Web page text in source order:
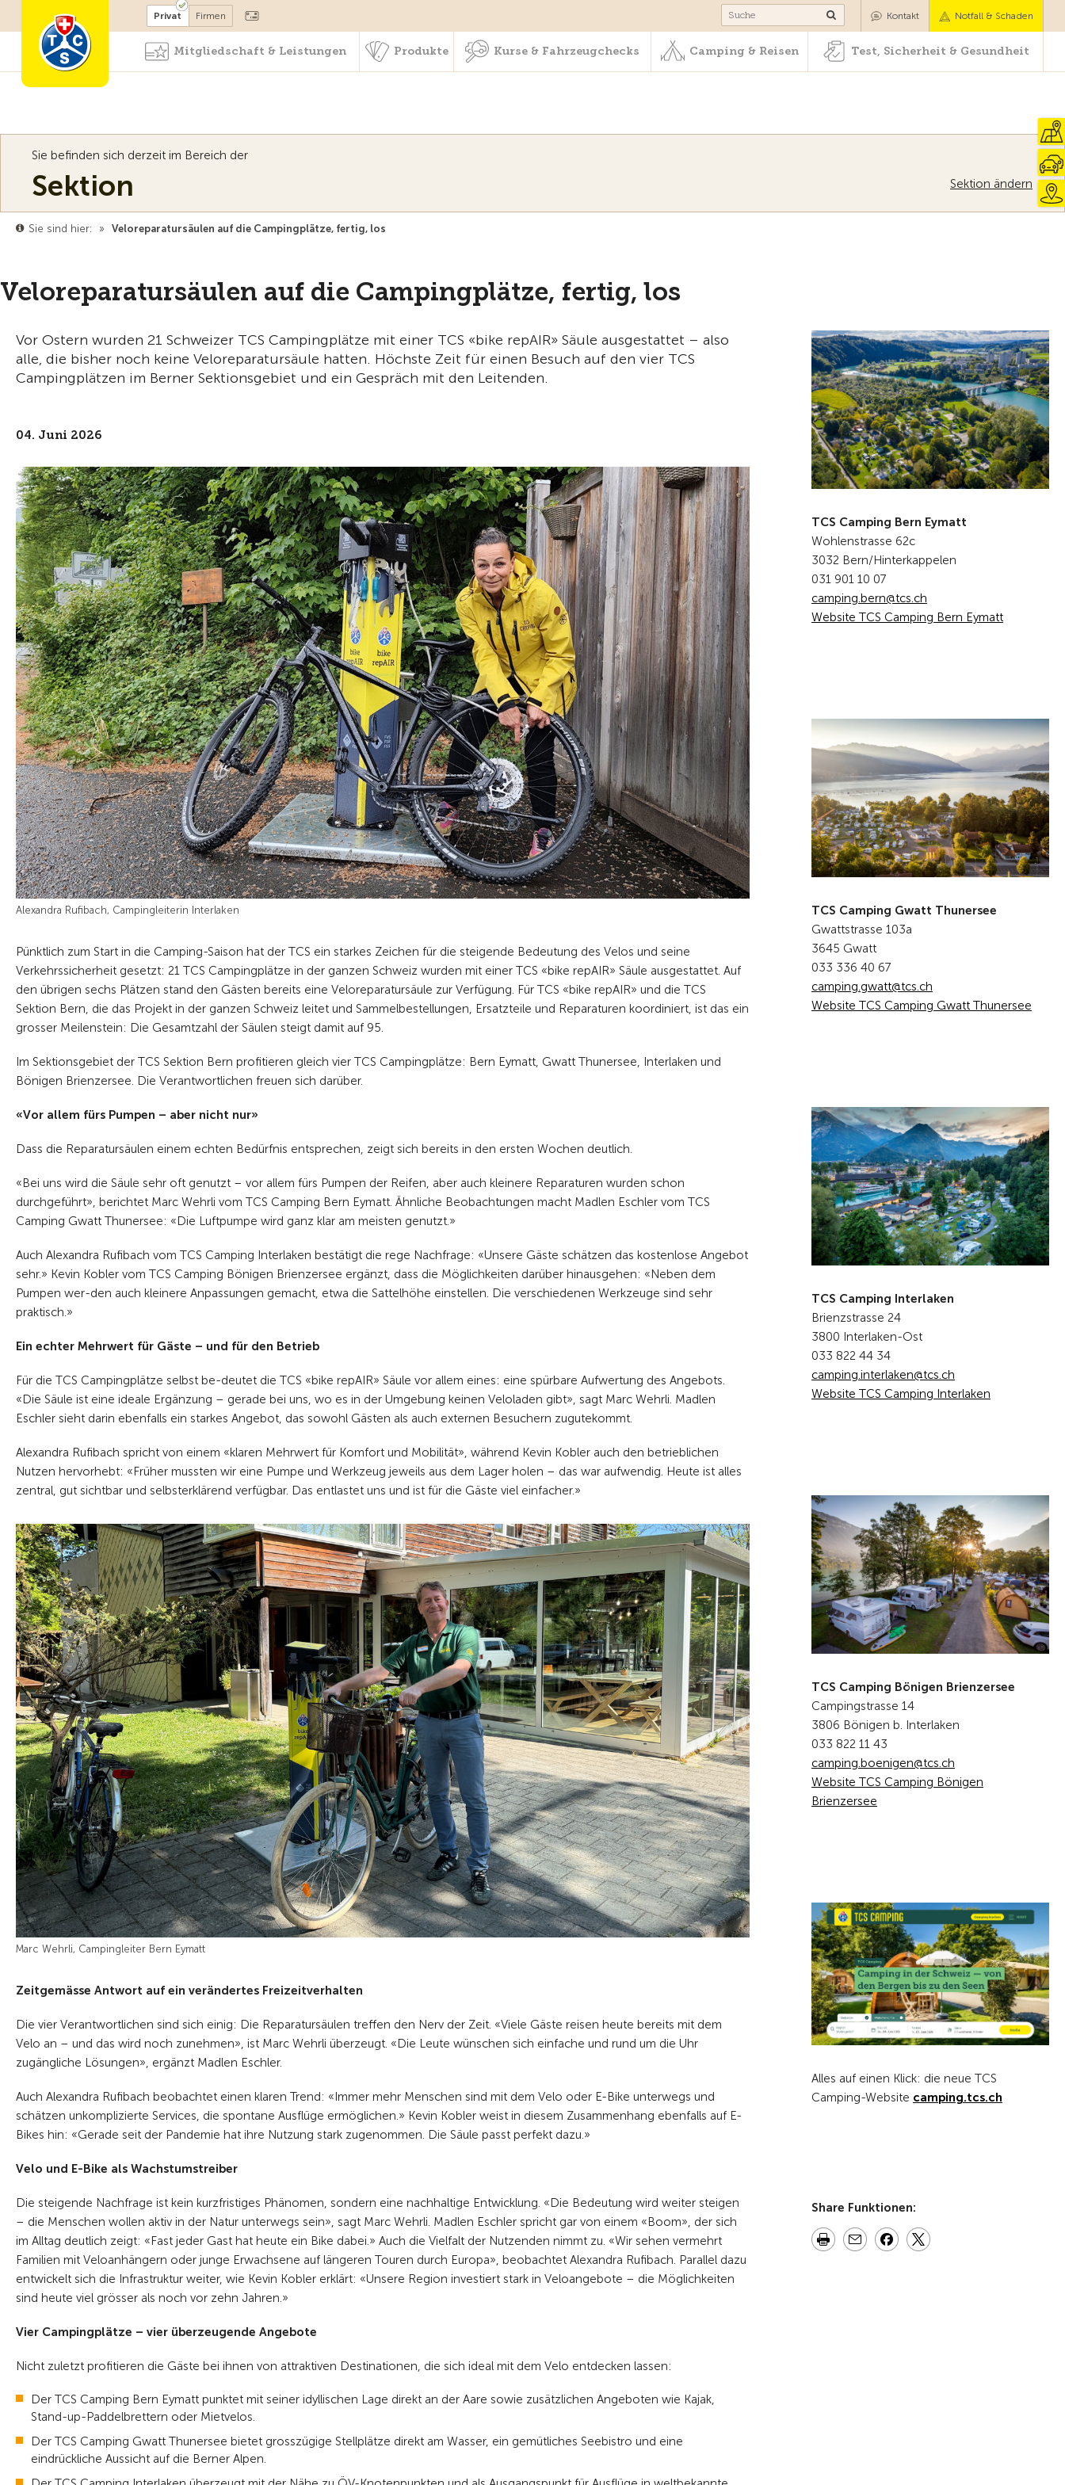
Mitglied werden Camping & Reisen Test, Sicherheit & Gesundheit
Privat Firmen Kontakt Notfall & Schaden
Mitgliedschaft & Leistungen Produkte Kurse & Fahrzeugchecks Camping & Reisen Test, Sicherheit & Gesundheit
Sie befinden sich derzeit im Bereich der
Sektion Sektion ändern
Sie sind hier: » Veloreparatursäulen auf die Campingplätze, fertig, los
Veloreparatursäulen auf die Campingplätze, fertig, los
Vor Ostern wurden 21 Schweizer TCS Campingplätze mit einer TCS «bike repAIR» Säule ausgestattet – also
alle, die bisher noch keine Veloreparatursäule hatten. Höchste Zeit für einen Besuch auf den vier TCS
Campingplätzen im Berner Sektionsgebiet und ein Gespräch mit den Leitenden.
04. Juni 2026
Alexandra Rufibach, Campingleiterin Interlaken
Pünktlich zum Start in die Camping-Saison hat der TCS ein starkes Zeichen für die steigende Bedeutung des Velos und seine
Verkehrssicherheit gesetzt: 21 TCS Campingplätze in der ganzen Schweiz wurden mit einer TCS «bike repAIR» Säule ausgestattet. Auf
den übrigen sechs Plätzen stand den Gästen bereits eine Veloreparatursäule zur Verfügung. Für TCS «bike repAIR» und die TCS
Sektion Bern, die das Projekt in der ganzen Schweiz leitet und Sammelbestellungen, Ersatzteile und Reparaturen koordiniert, ist das ein
grosser Meilenstein: Die Gesamtzahl der Säulen steigt damit auf 95.
Im Sektionsgebiet der TCS Sektion Bern profitieren gleich vier TCS Campingplätze: Bern Eymatt, Gwatt Thunersee, Interlaken und
Bönigen Brienzersee. Die Verantwortlichen freuen sich darüber.
«Vor allem fürs Pumpen – aber nicht nur»
Dass die Reparatursäulen einem echten Bedürfnis entsprechen, zeigt sich bereits in den ersten Wochen deutlich.
«Bei uns wird die Säule sehr oft genutzt – vor allem fürs Pumpen der Reifen, aber auch kleinere Reparaturen wurden schon
durchgeführt», berichtet Marc Wehrli vom TCS Camping Bern Eymatt. Ähnliche Beobachtungen macht Madlen Eschler vom TCS
Camping Gwatt Thunersee: «Die Luftpumpe wird ganz klar am meisten genutzt.»
Auch Alexandra Rufibach vom TCS Camping Interlaken bestätigt die rege Nachfrage: «Unsere Gäste schätzen das kostenlose Angebot
sehr.» Kevin Kobler vom TCS Camping Bönigen Brienzersee ergänzt, dass die Möglichkeiten darüber hinausgehen: «Neben dem
Pumpen wer-den auch kleinere Anpassungen gemacht, etwa die Sattelhöhe einstellen. Die verschiedenen Werkzeuge sind sehr
praktisch.»
Ein echter Mehrwert für Gäste – und für den Betrieb
Für die TCS Campingplätze selbst be-deutet die TCS «bike repAIR» Säule vor allem eines: eine spürbare Aufwertung des Angebots.
«Die Säule ist eine ideale Ergänzung – gerade bei uns, wo es in der Umgebung keinen Veloladen gibt», sagt Marc Wehrli. Madlen
Eschler sieht darin ebenfalls ein starkes Angebot, das sowohl Gästen als auch externen Besuchern zugutekommt.
Alexandra Rufibach spricht von einem «klaren Mehrwert für Komfort und Mobilität», während Kevin Kobler auch den betrieblichen
Nutzen hervorhebt: «Früher mussten wir eine Pumpe und Werkzeug jeweils aus dem Lager holen – das war aufwendig. Heute ist alles
zentral, gut sichtbar und selbsterklärend verfügbar. Das entlastet uns und ist für die Gäste viel einfacher.»
Marc Wehrli, Campingleiter Bern Eymatt
Zeitgemässe Antwort auf ein verändertes Freizeitverhalten
Die vier Verantwortlichen sind sich einig: Die Reparatursäulen treffen den Nerv der Zeit. «Viele Gäste reisen heute bereits mit dem
Velo an – und das wird noch zunehmen», ist Marc Wehrli überzeugt. «Die Leute wünschen sich einfache und rund um die Uhr
zugängliche Lösungen», ergänzt Madlen Eschler.
Auch Alexandra Rufibach beobachtet einen klaren Trend: «Immer mehr Menschen sind mit dem Velo oder E-Bike unterwegs und
schätzen unkomplizierte Services, die spontane Ausflüge ermöglichen.» Kevin Kobler weist in diesem Zusammenhang ebenfalls auf E-
Bikes hin: «Gerade seit der Pandemie hat ihre Nutzung stark zugenommen. Die Säule passt perfekt dazu.»
Velo und E-Bike als Wachstumstreiber
Die steigende Nachfrage ist kein kurzfristiges Phänomen, sondern eine nachhaltige Entwicklung. «Die Bedeutung wird weiter steigen
– die Menschen wollen aktiv in der Natur unterwegs sein», sagt Marc Wehrli. Madlen Eschler spricht gar von einem «Boom», der sich
im Alltag deutlich zeigt: «Fast jeder Gast hat heute ein Bike dabei.» Auch die Vielfalt der Nutzenden nimmt zu. «Wir sehen vermehrt
Familien mit Veloanhängern oder junge Erwachsene auf längeren Touren durch Europa», beobachtet Alexandra Rufibach. Parallel dazu
entwickelt sich die Infrastruktur weiter, wie Kevin Kobler erklärt: «Unsere Region investiert stark in Veloangebote – die Möglichkeiten
sind heute viel grösser als noch vor zehn Jahren.»
Vier Campingplätze – vier überzeugende Angebote
Nicht zuletzt profitieren die Gäste bei ihnen von attraktiven Destinationen, die sich ideal mit dem Velo entdecken lassen:
Der TCS Camping Bern Eymatt punktet mit seiner idyllischen Lage direkt an der Aare sowie zusätzlichen Angeboten wie Kajak,
Stand-up-Paddelbrettern oder Mietvelos.
Der TCS Camping Gwatt Thunersee bietet grosszügige Stellplätze direkt am Wasser, ein gemütliches Seebistro und eine
eindrückliche Aussicht auf die Berner Alpen.
TCS Camping Bern Eymatt
Wohlenstrasse 62c
3032 Bern/Hinterkappelen
031 901 10 07
c mp ng b rn tcs ch
Website TCS Camping Bern Eymatt
TCS Camping Gwatt Thunersee
Gwattstrasse 103a
3645 Gwatt
033 336 40 67
c mp ng gw tt tcs ch
Website TCS Camping Gwatt Thunersee
TCS Camping Interlaken
Brienzstrasse 24
3800 Interlaken-Ost
033 822 44 34
c mp ng nt rl k n tcs ch
Website TCS Camping Interlaken
TCS Camping Bönigen Brienzersee
Campingstrasse 14
3806 Bönigen b. Interlaken
033 822 11 43
c mp ng b n g n tcs ch
Website TCS Camping Bönigen
Brienzersee
Alles auf einen Klick: die neue TCS
Camping-Website camping.tcs.ch
Share Funktionen: